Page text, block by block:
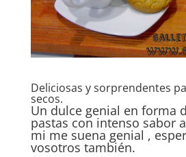
Deliciosas y sorprendentes
secos.
Un dulce genial en forma
pastas con intenso sabor
mi me suena genial ,
vosotros también.